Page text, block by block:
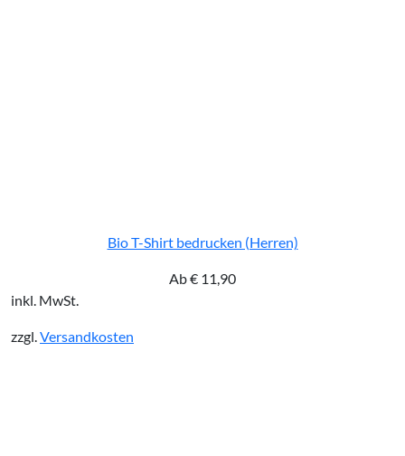
Bio T-Shirt bedrucken (Herren)
Ab€ 11,90
inkl. MwSt.
zzgl. Versandkosten